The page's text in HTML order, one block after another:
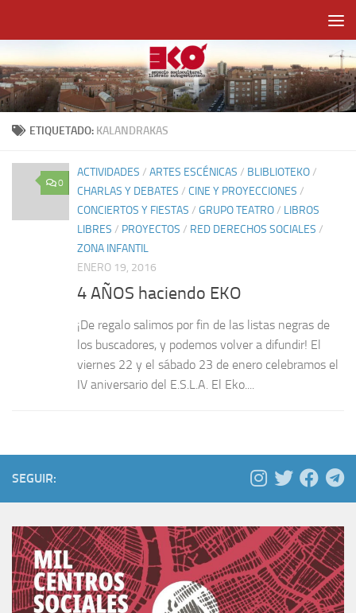
ETIQUETADO: KALANDRAKAS
0
ACTIVIDADES / ARTES ESCÉNICAS / BLIBLIOTEKO/
CHARLAS Y DEBATES / CINE Y PROYECCIONES /
CONCIERTOS Y FIESTAS / GRUPO TEATRO/ LIBROS
LIBRES / PROYECTOS / RED DERECHOS SOCIALES /
ZONA INFANTIL
ENERO 19, 2016
4 AÑOS haciendo EKO
¡De regalo salimos por fin de las listas negras de
los buscadores, y podemos volver a difundir! El
viernes 22 y el sábado 23 de enero celebramos el
IV aniversario del E.S.L.A. El Eko....
SEGUIR: